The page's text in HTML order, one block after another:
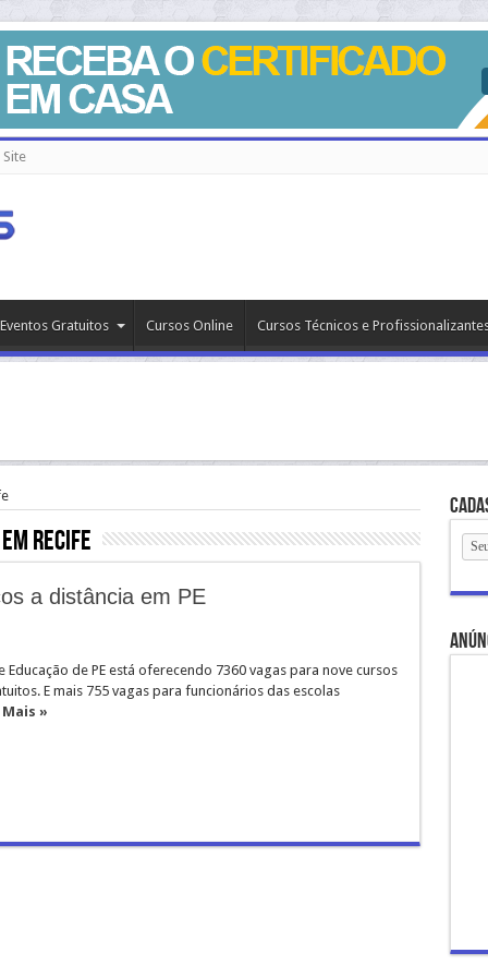
Gratuitos Cursos Online Cursos Técnicos e
Recife
a distância em PE
Educação de PE está oferecendo 7360 vagas para nove cursos
E mais 755 vagas para funcionários das escolas
»